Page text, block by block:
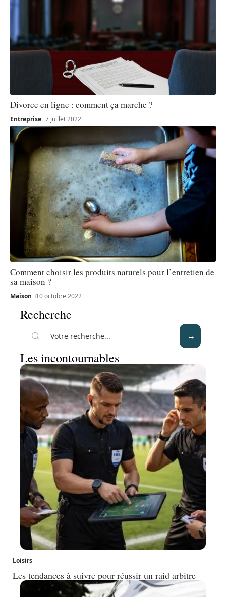
Divorce en ligne : comment ça marche ?
Entreprise 7 juillet 2022
Comment choisir les produits naturels pour l’entretien de
sa maison ?
Maison 10 octobre 2022
Recherche
Les incontournables
Loisirs
Les tendances à suivre pour réussir un raid arbitre